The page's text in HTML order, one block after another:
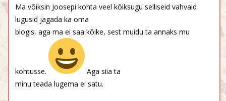
Ma võiksin Joosepi kohta veel kõiksugu selliseid vahvaid
lugusid jagada ka oma
blogis, aga ma ei saa kõike, sest muidu ta annaks mu
kohtusse.
Aga siia ta
minu teada lugema ei satu.